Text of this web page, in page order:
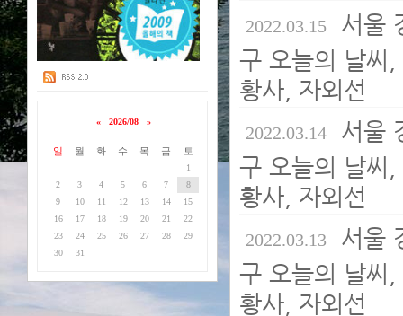
« 2026/08 »
일 월 화 수 목 금 토
1
2
3 4 5 6 7
8
9
10 11 12 13 14
15
16
17 18 19 20 21
22
23
24 25 26 27 28
29
30
31
2022.03.15 서울
구 오늘의 날씨
황사, 자외선
2022.03.14 서울
구 오늘의 날씨
황사, 자외선
2022.03.13 서울
구 오늘의 날씨
황사, 자외선